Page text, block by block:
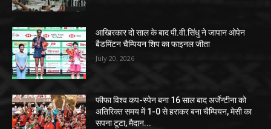
आखिरकार दो साल के बाद पी.वी.सिंधु ने जापान ओपेन
बैडमिंटन चैम्पियन शिप का फाइनल जीता
July 20, 2026
फीफा विश्व कप-स्पेन बना 16 साल बाद अर्जेन्टीना को
अतिरिक्त समय में 1-0 से हराकर बना चैम्पियन, मेसी का
सपना टूटा, मैदान...